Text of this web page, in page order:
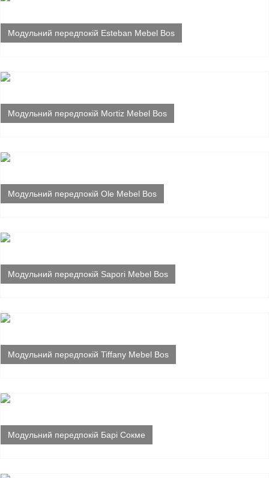
Модульний передпокій Esteban Mebel Bos
Модульний передпокій Mortiz Mebel Bos
Модульний передпокій Ole Mebel Bos
Модульний передпокій Sapori Mebel Bos
Модульний передпокій Tiffany Mebel Bos
Модульний передпокій Барі Сокме